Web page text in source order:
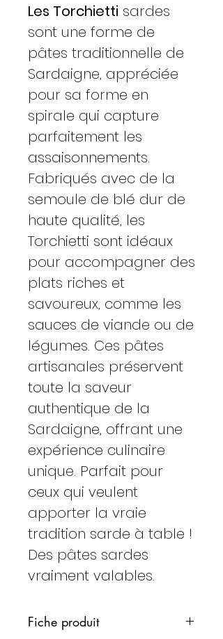
Les Torchietti sardes
sont une forme de
pâtes traditionnelle de
Sardaigne, appréciée
pour sa forme en
spirale qui capture
parfaitement les
assaisonnements.
Fabriqués avec de la
semoule de blé dur de
haute qualité, les
Torchietti sont idéaux
pour accompagner des
plats riches et
savoureux, comme les
sauces de viande ou de
légumes. Ces pâtes
artisanales préservent
toute la saveur
authentique de la
Sardaigne, offrant une
expérience culinaire
unique. Parfait pour
ceux qui veulent
apporter la vraie
tradition sarde à table !
Des pâtes sardes
vraiment valables.
Fiche produit